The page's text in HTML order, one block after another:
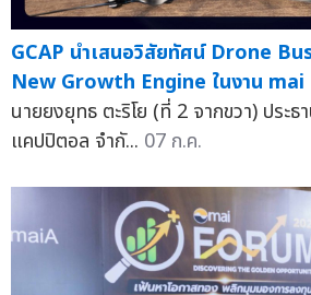
GCAP นำเสนอวิสัยทัศน์ Drone
New Growth Engine ในงาน mai
นายยงยุทธ ตะริโย (ที่ 2 จากขวา) ประ
แคปปิตอล จำกั... 07 ก.ค.